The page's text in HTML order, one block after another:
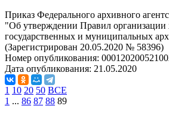
Приказ Федерального архивного
"Об утверждении Правил организации
государственных и муниципальных
(Зарегистрирован 20.05.2020 № 58396)
Номер опубликования:
Дата опубликования: 21.05.2020
1 10 20 50 ВСЕ
1 ... 86 87 88 89